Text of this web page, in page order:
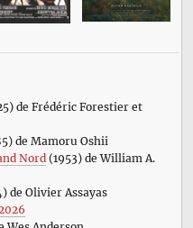
de Frédéric Forestier et
de Mamoru Oshii
Nord(1953) de William A.
de Olivier Assayas